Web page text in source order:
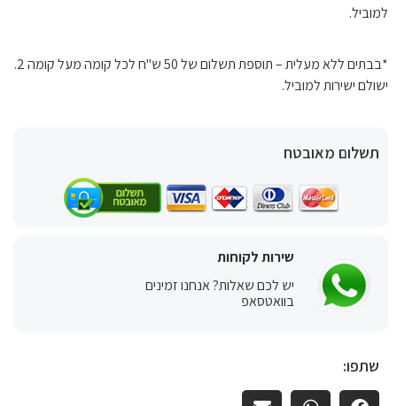
למוביל.
*בבתים ללא מעלית – תוספת תשלום של 50 ש"ח לכל קומה מעל קומה 2.
ישולם ישירות למוביל.
תשלום מאובטח
שירות לקוחות
יש לכם שאלות? אנחנו זמינים
בוואטסאפ
שתפו: